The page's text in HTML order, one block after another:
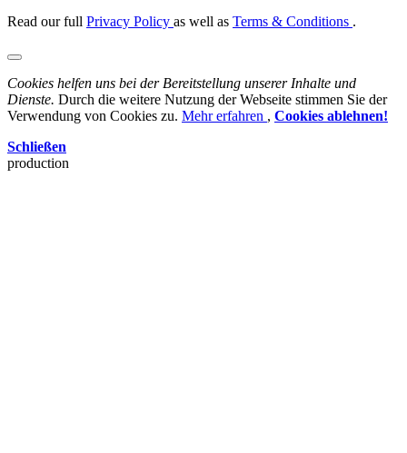
Read our full Privacy Policy as well as Terms & Conditions .
Cookies helfen uns bei der Bereitstellung unserer Inhalte und
Dienste. Durch die weitere Nutzung der Webseite stimmen Sie der
Verwendung von Cookies zu. Mehr erfahren , Cookies ablehnen!
Schließen
production